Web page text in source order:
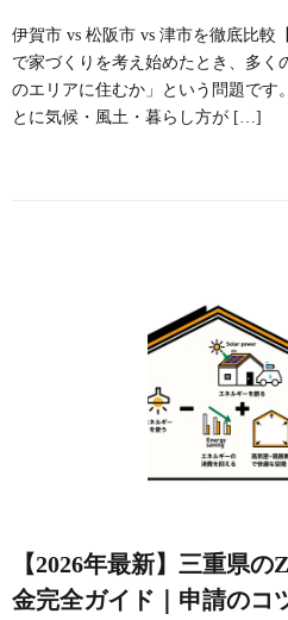
伊賀市 vs 松阪市 vs 津市を徹底比較
で家づくりを考え始めたとき、多く
のエリアに住むか」という問題です
とに気候・風土・暮らし方が […]
【2026年最新】三重県
金完全ガイド｜申請のコ